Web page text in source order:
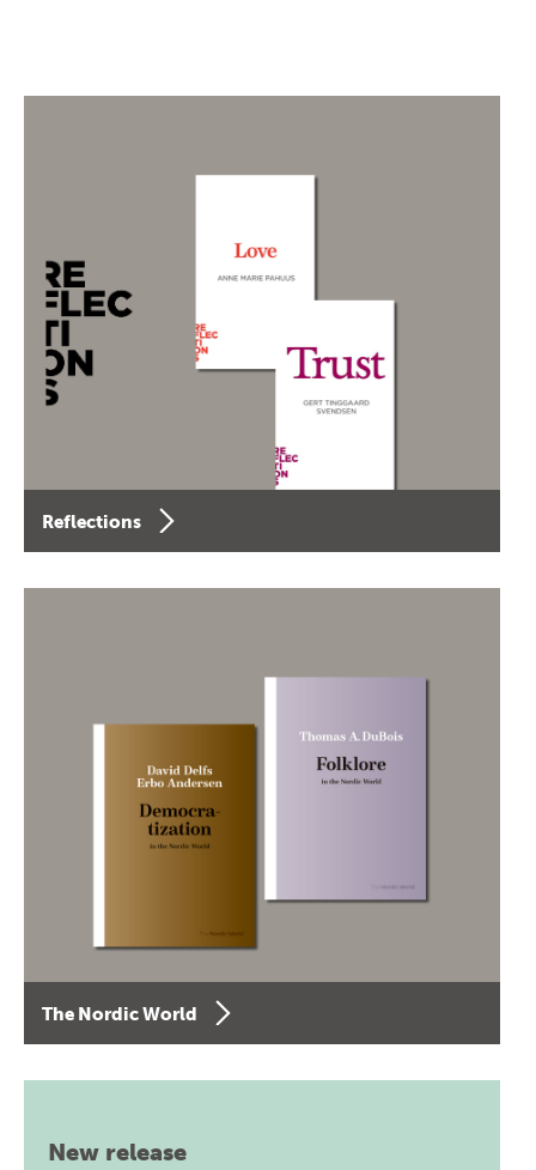
Reflections
The Nordic World
New release